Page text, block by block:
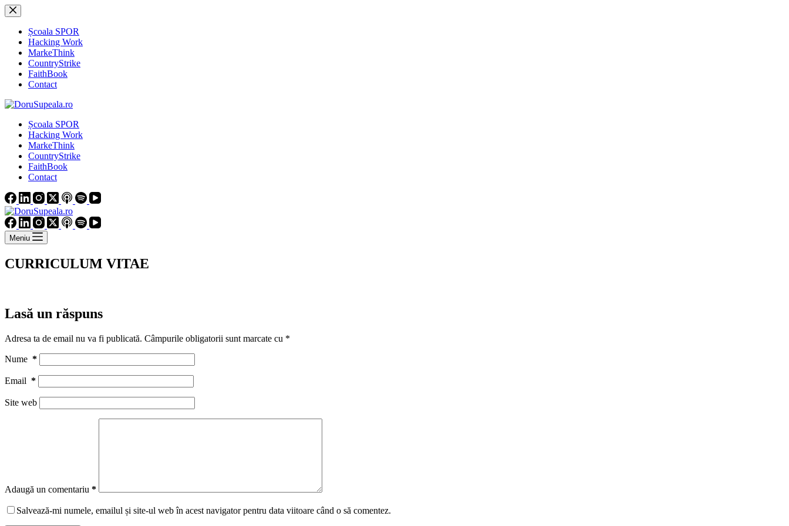
Sari
la
conținutȘcoala SPOR
Hacking Work
MarkeThink
CountryStrike
FaithBook
Contact
Școala SPOR
Hacking Work
MarkeThink
CountryStrike
FaithBook
Contact
Meniu
CURRICULUM VITAE
Lasă un răspuns
Adresa ta de email nu va fi publicată. Câmpurile obligatorii sunt marcate cu *
Nume *
Email *
Site web
Adaugă un comentariu *
Salvează-mi numele, emailul și site-ul web în acest navigator pentru data viitoare când o să comentez.